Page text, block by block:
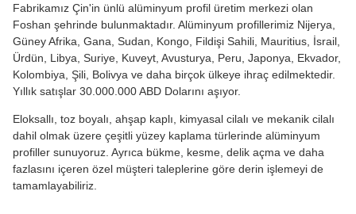
Fabrikamız Çin'in ünlü alüminyum profil üretim merkezi olan
Foshan şehrinde bulunmaktadır. Alüminyum profillerimiz Nijerya,
Güney Afrika, Gana, Sudan, Kongo, Fildişi Sahili, Mauritius, İsrail,
Ürdün, Libya, Suriye, Kuveyt, Avusturya, Peru, Japonya, Ekvador,
Kolombiya, Şili, Bolivya ve daha birçok ülkeye ihraç edilmektedir.
Yıllık satışlar 30.000.000 ABD Dolarını aşıyor.
Eloksallı, toz boyalı, ahşap kaplı, kimyasal cilalı ve mekanik cilalı
dahil olmak üzere çeşitli yüzey kaplama türlerinde alüminyum
profiller sunuyoruz. Ayrıca bükme, kesme, delik açma ve daha
fazlasını içeren özel müşteri taleplerine göre derin işlemeyi de
tamamlayabiliriz.